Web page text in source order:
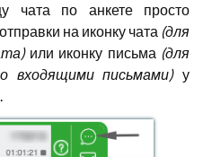
чата по анкете просто
на иконку чата (для
или иконку письма (для
входящими письмами)у